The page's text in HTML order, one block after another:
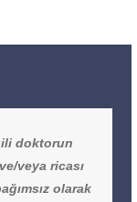
doktorun
veya ricası
olarak